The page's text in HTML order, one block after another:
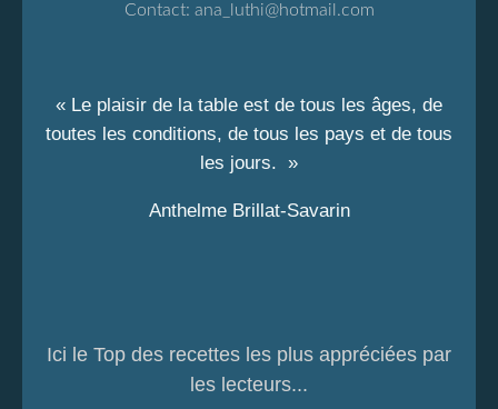
Contact: ana_luthi@hotmail.com
« Le plaisir de la table est de tous les âges, de
toutes les conditions, de tous les pays et de tous
les jours. »
Anthelme Brillat-Savarin
Ici le Top des recettes les plus appréciées par
les lecteurs...